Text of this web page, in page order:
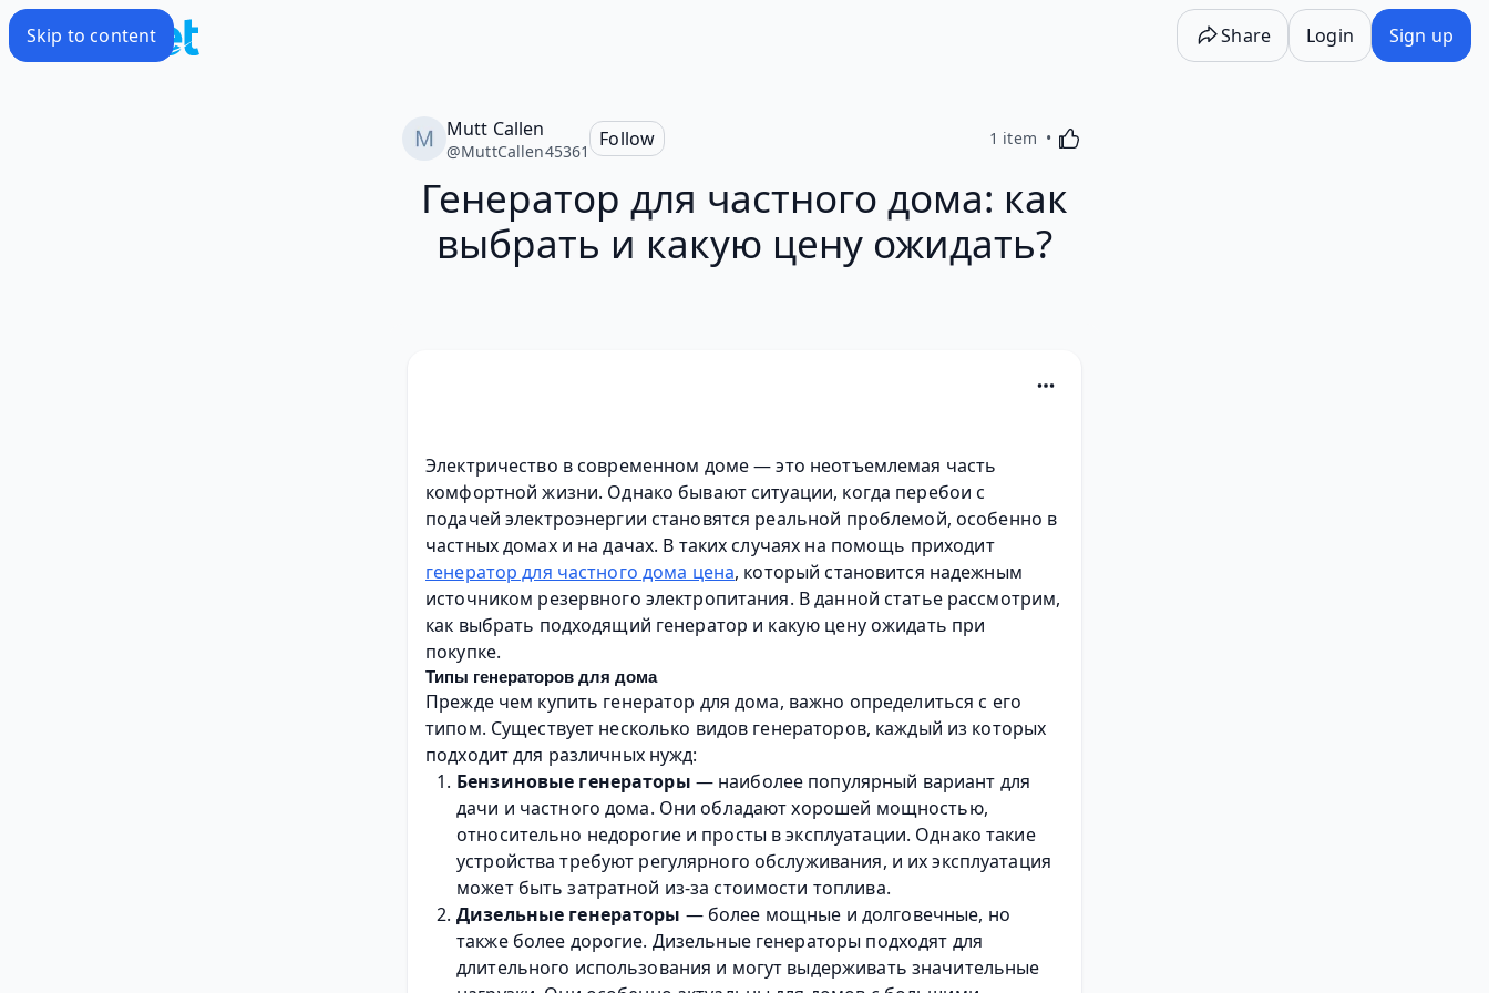
Skip to content Share Login Sign up
Mutt Callen
@MuttCallen45361
Follow 1 item Activating this element will cause content on the
Генератор для частного дома: как
выбрать и какую цену ожидать?
Электричество в современном доме — это неотъемлемая часть
комфортной жизни. Однако бывают ситуации, когда перебои с
подачей электроэнергии становятся реальной проблемой, особенно в
частных домах и на дачах. В таких случаях на помощь приходит
генератор для частного дома цена, который становится надежным
источником резервного электропитания. В данной статье рассмотрим,
как выбрать подходящий генератор и какую цену ожидать при
покупке.
Типы генераторов для дома
Прежде чем купить генератор для дома, важно определиться с его
типом. Существует несколько видов генераторов, каждый из которых
подходит для различных нужд:
Бензиновые генераторы — наиболее популярный вариант для
дачи и частного дома. Они обладают хорошей мощностью,
относительно недорогие и просты в эксплуатации. Однако такие
устройства требуют регулярного обслуживания, и их эксплуатация
может быть затратной из-за стоимости топлива.
Дизельные генераторы — более мощные и долговечные, но
также более дорогие. Дизельные генераторы подходят для
длительного использования и могут выдерживать значительные